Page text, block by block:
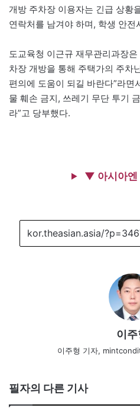
개방 주차장 이용자는 긴급 상황
연락처를 남겨야 하며, 학생 안
도교육청 이근규 재무관리과장
차장 개방을 통해 주택가의 주차
편의에 도움이 되길 바란다”라면
물 훼손 금지, 쓰레기 무단 투기
라”고 당부했다.
▼ 아시아
이주
이주형 기자,
필자의 다른 기사